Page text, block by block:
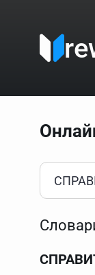
Как
Прежде
Если
Для